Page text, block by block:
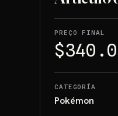
PREÇO FINAL
CATEGORÍA
Pokémon